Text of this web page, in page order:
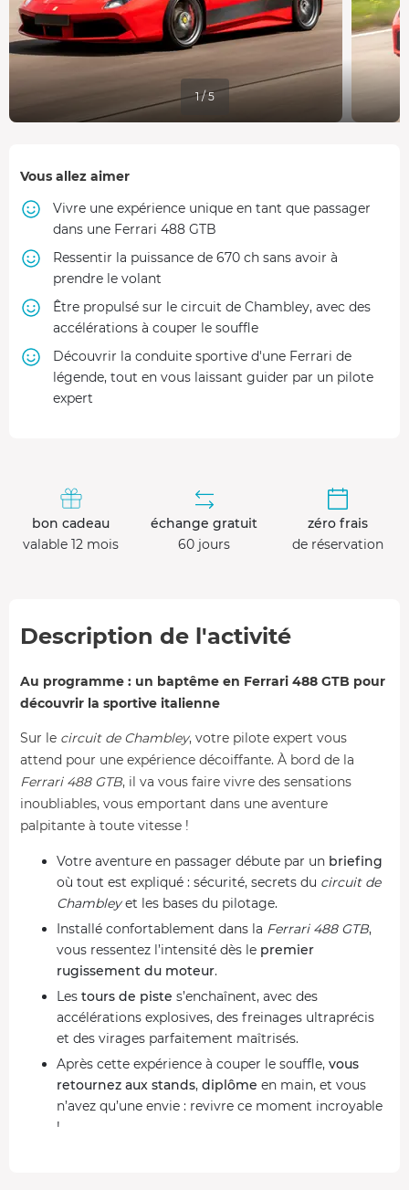
1 / 5
Vous allez aimer
Vivre une expérience unique en tant que passager
dans une Ferrari 488 GTB
Ressentir la puissance de 670 ch sans avoir à
prendre le volant
Être propulsé sur le circuit de Chambley, avec des
accélérations à couper le souffle
Découvrir la conduite sportive d'une Ferrari de
légende, tout en vous laissant guider par un pilote
expert
bon cadeau
valable 12 mois
échange gratuit
60 jours
zéro frais
de réservation
Description de l'activité
Au programme : un baptême en Ferrari 488 GTB pour
découvrir la sportive italienne
Sur le circuit de Chambley, votre pilote expert vous
attend pour une expérience décoiffante. À bord de la
Ferrari 488 GTB, il va vous faire vivre des sensations
inoubliables, vous emportant dans une aventure
palpitante à toute vitesse !
Votre aventure en passager débute par un briefing
où tout est expliqué : sécurité, secrets du circuit de
Chambleyet les bases du pilotage.
Installé confortablement dans la Ferrari 488 GTB,
vous ressentez l’intensité dès le premier
rugissement du moteur.
Les tours de piste s’enchaînent, avec des
accélérations explosives, des freinages ultraprécis
et des virages parfaitement maîtrisés.
Après cette expérience à couper le souffle, vous
retournez aux stands, diplôme en main, et vous
n’avez qu’une envie : revivre ce moment incroyable
!